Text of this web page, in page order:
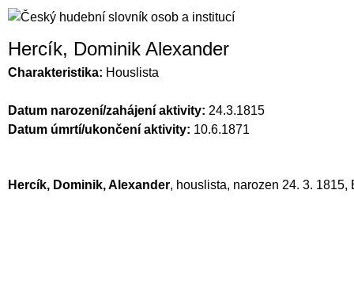
Hercík, Dominik Alexander
Charakteristika: Houslista
Datum narození/zahájení aktivity: 24.3.1815
Datum úmrtí/ukončení aktivity: 10.6.1871
Hercík, Dominik, Alexander, houslista, narozen 24. 3.